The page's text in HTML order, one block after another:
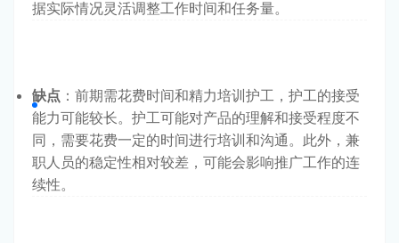
据实际情况灵活调整工作时间和任务量。
缺点 ：前期需花费时间和精力培训护工，护工的接受
能力可能较长。护工可能对产品的理解和接受程度不
同，需要花费一定的时间进行培训和沟通。此外，兼
职人员的稳定性相对较差，可能会影响推广工作的连
续性。